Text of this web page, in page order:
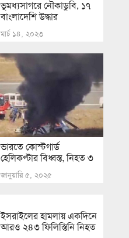
ভূমধ্যসাগরে নৌকাডুবি, ১৭
বাংলাদেশি উদ্ধার
মার্চ ১৪, ২০২৩
ভারতে কোস্টগার্ড
হেলিকপ্টার বিধ্বস্ত, নিহত ৩
জানুয়ারি ৫, ২০২৫
ইসরাইলের হামলায় একদিনে
আরও ২৪৩ ফিলিস্তিনি নিহত